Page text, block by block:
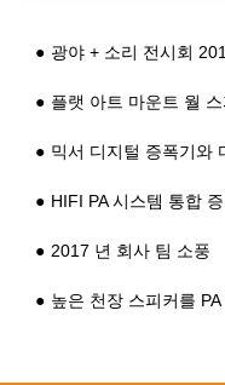
광야 + 소리 전시회
플랫 아트 마운트 월 스
믹서 디지털 증폭기와
HIFI PA 시스템 통합
2017 년 회사 팀 소풍
높은 천장 스피커를